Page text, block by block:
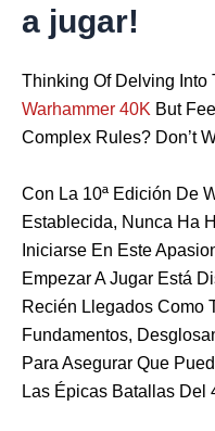
a jugar!
Thinking Of Delving Into
Warhammer 40K But
Complex Rules? Don’t
Con La 10ª Edición De
Establecida, Nunca Ha
Iniciarse En Este
Empezar A Jugar Está
Recién Llegados Como
Fundamentos,
Para Asegurar Que
Las Épicas Batallas Del